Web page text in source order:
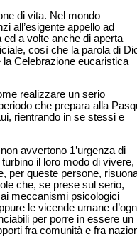
di vita. Nel mondo
all’esigente appello ad
a volte anche di aperta
così che la parola di
la Celebrazione eucaristica
realizzare un serio
che prepara alla
rientrando in se stessi e
avvertono 1’urgenza di
il loro modo di vivere,
per queste persone,
che, se prese sul serio,
meccanismi psicologici
le vicende umane
per porre in essere un
fra comunità e fra